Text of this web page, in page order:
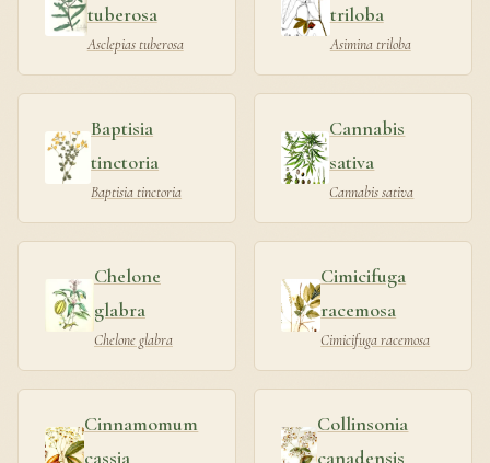
tuberosa
Asclepias tuberosa
triloba
Asimina triloba
Baptisia
tinctoria
Baptisia tinctoria
Cannabis
sativa
Cannabis sativa
Chelone
glabra
Chelone glabra
Cimicifuga
racemosa
Cimicifuga racemosa
Cinnamomum
cassia
Collinsonia
canadensis